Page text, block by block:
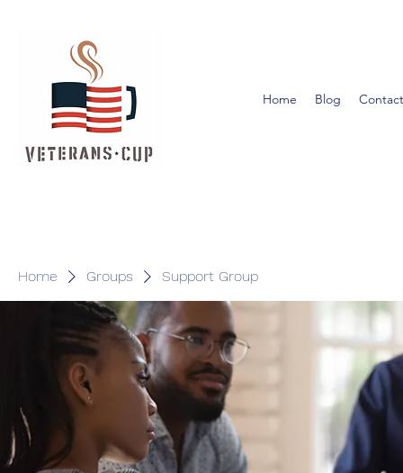
Home Blog
Home Groups Support Group